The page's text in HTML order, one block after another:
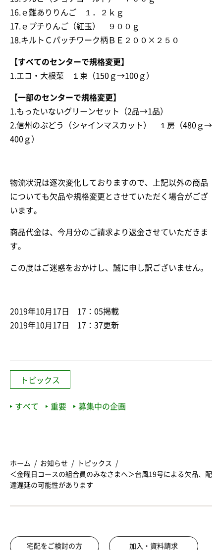
16.ｅ難ありりんご １．２ｋｇ
17.ｅプチりんご（紅玉） ９００ｇ
18.キルトＣパッチワーク柄ＢＥ２００×２５０
【すべてのセンターで規格変更】
1.エコ・大根菜 １束（150ｇ→100ｇ）
【一部のセンターで規格変更】
1.もったいないグリーンセット（2品→1品）
2.信州のぶどう（シャインマスカット） １房（480ｇ→
400ｇ）
物流状況は逐次変化しておりますので、上記以外の商品
についても欠品や規格変更とさせていただく場合がござ
います。
商品代金は、今月分のご請求より返金させていただきま
す。
この度はご迷惑をおかけし、誠に申し訳ございません。
2019年10月17日 17：05掲載
2019年10月17日 17：37更新
トピックス
すべて 重要 募集中の企画
ホーム お知らせ
トピックス
＜金曜日コースの組合員のみなさまへ＞台風19号による欠品、配
達遅延の可能性があります
宅配をご検討の方 加入・資料請求